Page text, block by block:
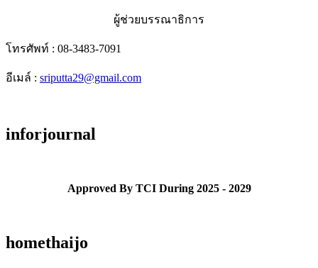
ผู้ช่วยบรรณาธิการ
โทรศัพท์ : 08-3483-7091
อีเมล์ : sriputta29@gmail.com
inforjournal
Approved By TCI During 2025 - 2029
homethaijo